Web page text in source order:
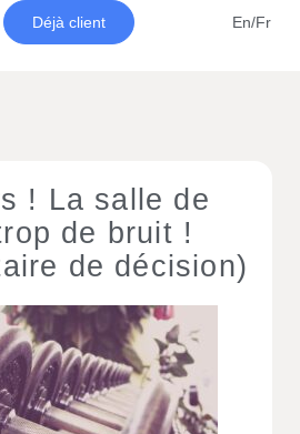
Déjà client En/Fr
! La salle de
de bruit !
de décision)